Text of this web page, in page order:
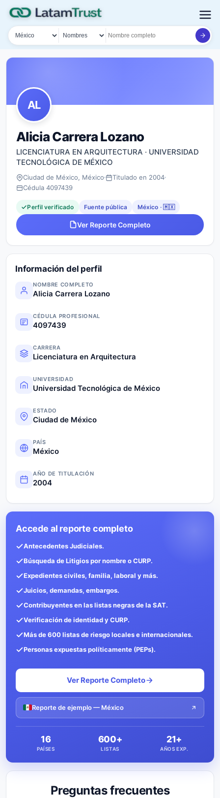
País
Tipo de búsqueda
Nombre o documento
AL
Alicia Carrera Lozano
LICENCIATURA EN ARQUITECTURA · UNIVERSIDAD
TECNOLÓGICA DE MÉXICO
Ciudad de México, México
Titulado en 2004
Cédula 4097439
Perfil verificado Fuente pública México · 🇲🇽
Ver Reporte Completo
Información del perfil
NOMBRE COMPLETO
Alicia Carrera Lozano
CÉDULA PROFESIONAL
4097439
CARRERA
Licenciatura en Arquitectura
UNIVERSIDAD
Universidad Tecnológica de México
ESTADO
Ciudad de México
PAÍS
México
AÑO DE TITULACIÓN
2004
Preguntas frecuentes
Accede al reporte completo
Antecedentes Judiciales.
Búsqueda de Litigios por nombre o CURP.
Expedientes civiles, familia, laboral y más.
Juicios, demandas, embargos.
Contribuyentes en las listas negras de la SAT.
Verificación de identidad y CURP.
Más de 600 listas de riesgo locales e internacionales.
Personas expuestas políticamente (PEPs).
Ver Reporte Completo
Reporte de ejemplo — México
16
PAÍSES
600+
LISTAS
21+
AÑOS EXP.